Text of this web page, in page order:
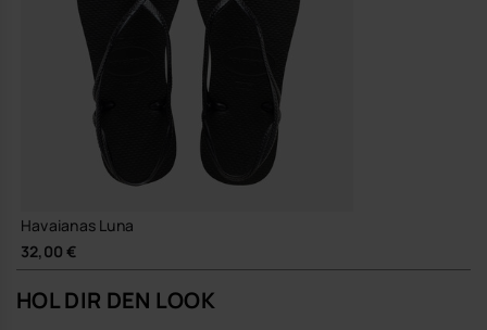
Wenn du eine Sandale suchst, die du fast täglich tragen kannst und
die dabei zuverlässig, angenehm und unaufdringlich gestaltet ist,
begleitet dich die Luna über viele Sommer hinweg.
Kaufe online auf www.havaianas-store.com, dem offiziellen
Havaianas-Shop in Deutschland, und bring deinen Stil auf das
nächste Level.
Havaianas Luna
32,00 €
HOL DIR DEN LOOK